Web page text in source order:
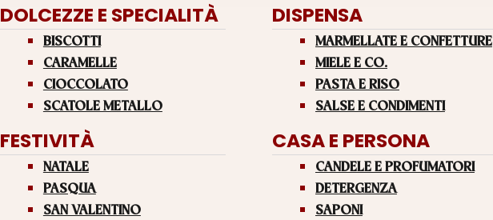
DOLCEZZE E SPECIALITÀ
BISCOTTI
CARAMELLE
CIOCCOLATO
SCATOLE METALLO
FESTIVITÀ
NATALE
PASQUA
SAN VALENTINO
DISPENSA
MARMELLATE E CONFETTURE
MIELE E CO.
PASTA E RISO
SALSE E CONDIMENTI
CASA E PERSONA
CANDELE E PROFUMATORI
DETERGENZA
SAPONI